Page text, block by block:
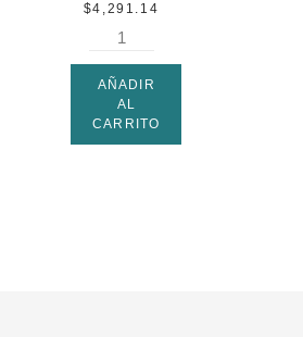
$4,291.14
AÑADIR
AL
CARRITO